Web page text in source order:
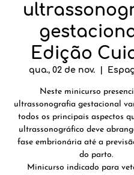
Edição
qua., 02 de nov.
Neste minicurso
ultrassonografia gestacional
todos os principais aspectos
ultrassonográfico deve
fase embrionária até a
do parto.
Minicurso indicado para